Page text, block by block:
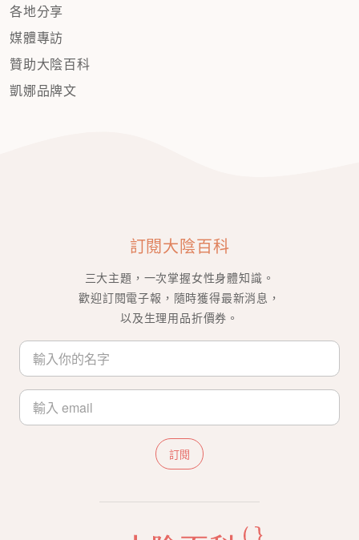
各地分享
媒體專訪
贊助大陰百科
凱娜品牌文
訂閱大陰百科
三大主題，一次掌握女性身體知識。
歡迎訂閱電子報，隨時獲得最新消息，
以及生理用品折價券。
訂閱